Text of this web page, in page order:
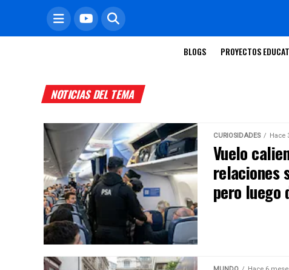
BLOGS PROYECTOS
NOTICIAS DEL TEMA
CURIOSIDADES Hace
Vuelo
relaciones
pero luego